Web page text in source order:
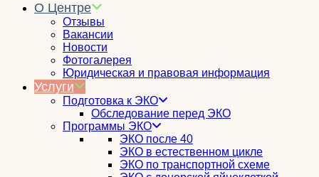
О Центре
Отзывы
Вакансии
Новости
Фотогалерея
Юридическая и правовая информация
Услуги
Подготовка к ЭКО
Обследование перед ЭКО
Программы ЭКО
ЭКО после 40
ЭКО в естественном цикле
ЭКО по транспортной схеме